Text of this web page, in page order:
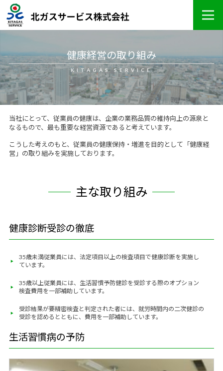
健康経営の取り組み
KITAGAS SERVICE
当社にとって、従業員の健康は、企業の業務品質の維持向上の源泉と
なるもので、最も重要な経営資源であると考えています。
こうした考えのもと、従業員の健康保持・増進を目的として「健康経
営」の取り組みを実施しております。
主な取り組み
健康診断受診の徹底
35歳未満従業員には、法定項目以上の検査項目で健康診断を実施し
ています。
35歳以上従業員には、生活習慣予防健診を受診する際のオプション
検査費用を一部補助しています。
受診結果が要精密検査と判定された者には、就労時間内の二次健診の
受診を認めるとともに、費用を一部補助しています。
生活習慣病の予防